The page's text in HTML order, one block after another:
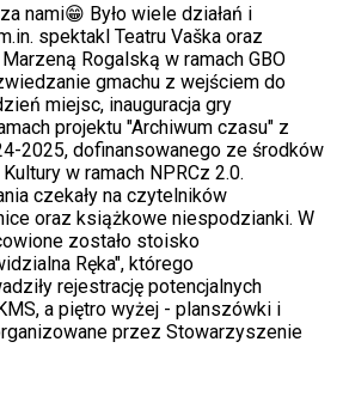
nami😁 Było wiele działań i
spektakl Teatru Vaška oraz
Rogalską w ramach GBO
gmachu z wejściem do
miejsc, inauguracja gry
projektu "Archiwum czasu" z
2025, dofinansowanego ze środków
w ramach NPRCz 2.0.
czekały na czytelników
oraz książkowe niespodzianki. W
zostało stoisko
Ręka", którego
rejestrację potencjalnych
a piętro wyżej - planszówki i
przez Stowarzyszenie